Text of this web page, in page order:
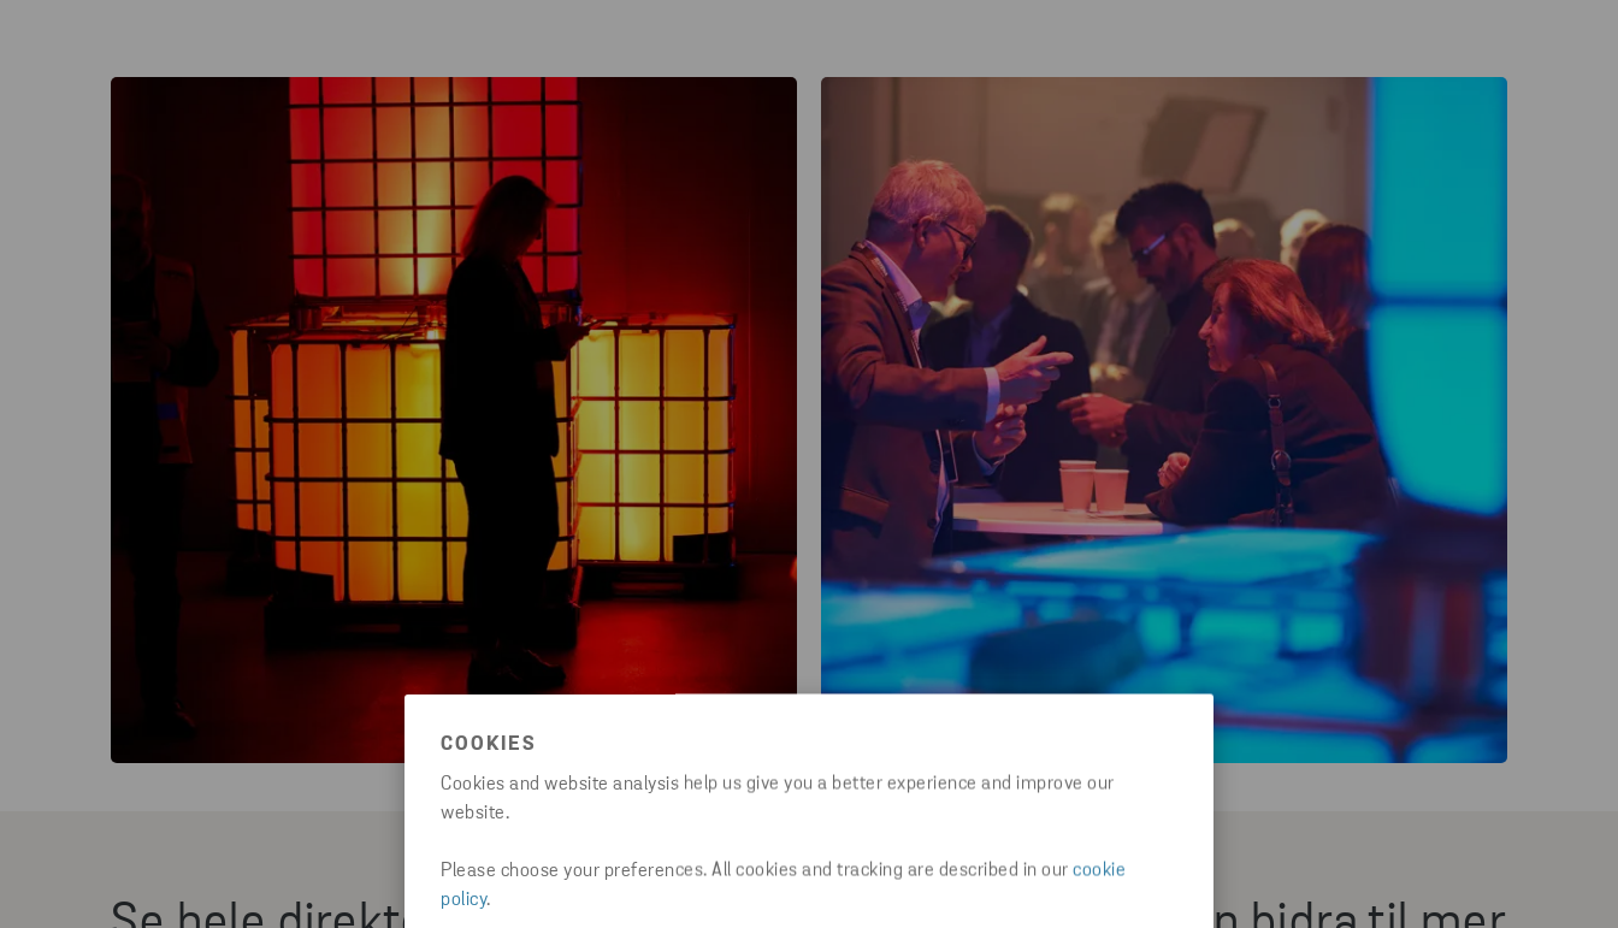
COOKIES
Cookies and website analysis help us give you a better experience and improve our
website.
Please choose your preferences. All cookies and tracking are described in our cookie
policy.